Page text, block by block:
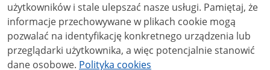
użytkowników i stale ulepszać nasze usługi. Pamiętaj, że
informacje przechowywane w plikach cookie mogą
pozwalać na identyfikację konkretnego urządzenia lub
przeglądarki użytkownika, a więc potencjalnie stanowić
dane osobowe. Polityka cookies